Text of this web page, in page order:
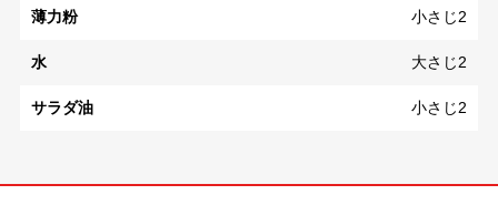
薄力粉 小さじ2
水 大さじ2
サラダ油 小さじ2